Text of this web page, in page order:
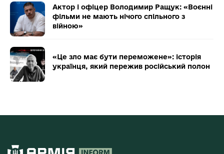
Актор і офіцер Володимир Ращук: «Воєнні
фільми не мають нічого спільного з
війною»
«Це зло має бути переможене»: історія
українця, який пережив російський полон